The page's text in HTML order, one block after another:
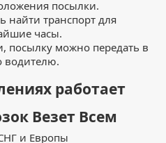
посылки.
найти транспорт для
часы.
можно передать в
водителю.
работает
Везет Всем
и Европы